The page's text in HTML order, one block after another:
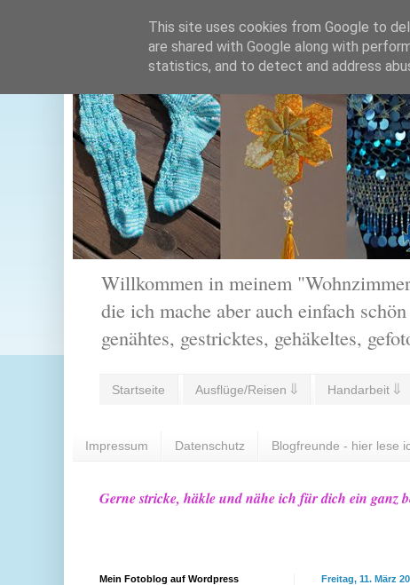
Willkommen in meinem
die ich mache aber auch einfach
genähtes, gestricktes, gehäkeltes,
Startseite Ausflüge/Reisen ⇓ Handarbeit ⇓
Impressum Datenschutz Blogfreunde - hier lese
Gerne stricke, häkle und nähe ich für dich ein ganz
Freitag, 11. März
Mein Fotoblog auf Wordpress
This site uses cookies from Google to
are shared with Google along with
statistics, and to detect and address